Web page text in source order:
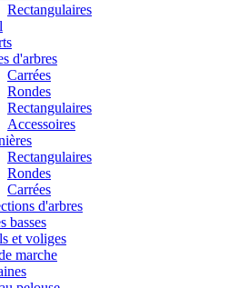
Rectangulaires
d'arbres
Carrées
Rondes
Rectangulaires
Accessoires
Rectangulaires
Rondes
Carrées
d'arbres
basses
et voliges
marche